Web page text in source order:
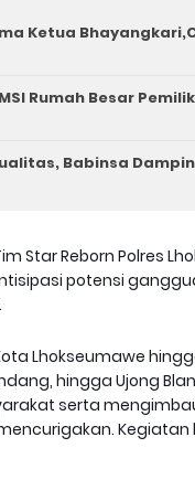
Ketua
Rumah Besar
Babinsa
Star Reborn Polres
potensi
Lhokseumawe
hingga Ujong
serta
Kegiatan